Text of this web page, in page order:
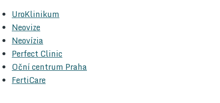
UroKlinikum
Neovize
Neovízia
Perfect Clinic
Oční centrum Praha
FertiCare